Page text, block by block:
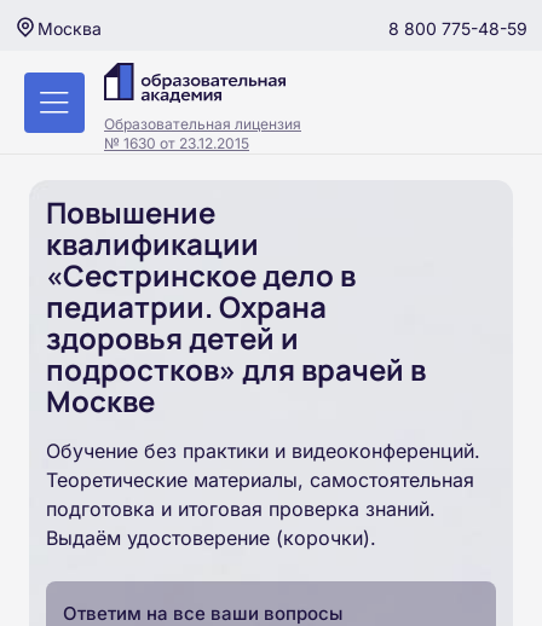
Москва 8 800 775-48-59
Образовательная лицензия
№ 1630 от 23.12.2015
Повышение
квалификации
«Сестринское дело в
педиатрии. Охрана
здоровья детей и
подростков» для врачей в
Москве
Обучение без практики и видеоконференций.
Теоретические материалы, самостоятельная
подготовка и итоговая проверка знаний.
Выдаём удостоверение (корочки).
Ответим на все ваши вопросы